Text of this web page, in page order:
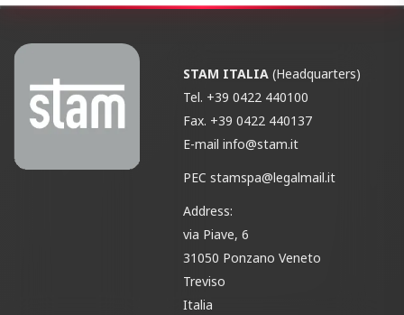
STAM ITALIA (Headquarters)
Tel. +39 0422 440100
Fax. +39 0422 440137
E-mail info@stam.it
PECstamspa@legalmail.it
Address:
via Piave, 6
31050 Ponzano Veneto
Treviso
Italia